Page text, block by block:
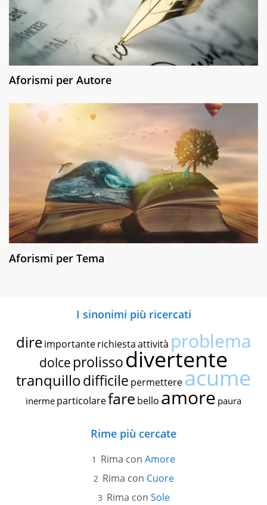
Aforismi per Autore
Aforismi per Tema
I sinonimi più ricercati
dire importante richiestaattività problema
dolce prolissodivertente
tranquillodifficile permettereacume
inerme particolarefare bello amore paura
Rime più cercate
Rima con Amore
Rima con Cuore
Rima con Sole